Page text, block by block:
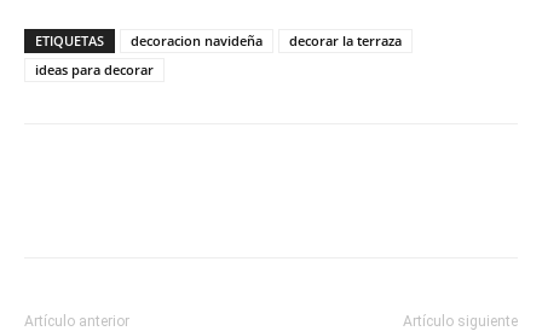
ETIQUETAS decoracion navideña
decorar la terraza
ideas para decorar
Artículo anterior Artículo siguiente